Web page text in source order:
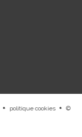
. politique cookies .
©